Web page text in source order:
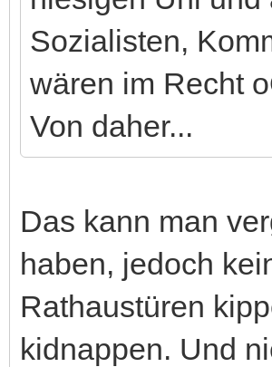
Sozialisten,
wären im Recht
Von daher...
Das kann man
haben, jedoch
Rathaustüren
kidnappen. Und